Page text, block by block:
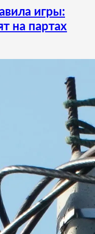
игры:
на партах